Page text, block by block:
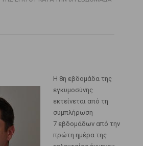
Η 8η εβδομάδα της
εγκυμοσύνης
εκτείνεται από τη
συμπλήρωση
7 εβδομάδων από την
πρώτη ημέρα της